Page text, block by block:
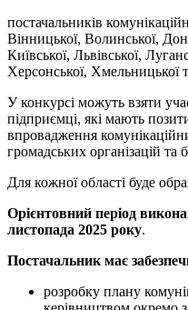
постачальників
Вінницької, Волинської,
Київської, Львівської,
Херсонської, Хмельницької
У конкурсі можуть взяти
підприємці, які мають
впровадження
громадських організацій та
Для кожної області буде
Орієнтовний період
листопада 2025 року.
Постачальник має
розробку плану